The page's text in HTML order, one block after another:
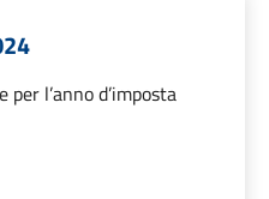
l’anno d’imposta